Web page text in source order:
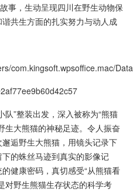
事，生动呈现四川在野生动物保
共生方面的扎实努力与动人成
”整装出发，深入被称为“熊猫
生大熊猫的神秘足迹。令人振奋
逅野生大熊猫，用镜头记录下
的蛛丝马迹到真实的影像记
健康密码，真切感受“从熊猫看
对野生熊猫生存状态的科学考